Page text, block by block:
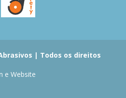
| Todos os direitos
e Website